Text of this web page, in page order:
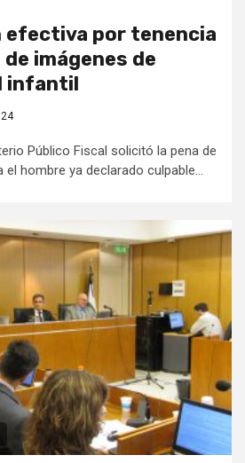
efectiva por tenencia
imágenes de
infantil
Público Fiscal solicitó la pena de
hombre ya declarado culpable...